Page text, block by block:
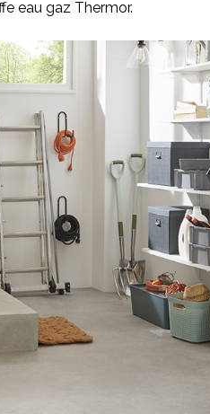
eau gaz Thermor.